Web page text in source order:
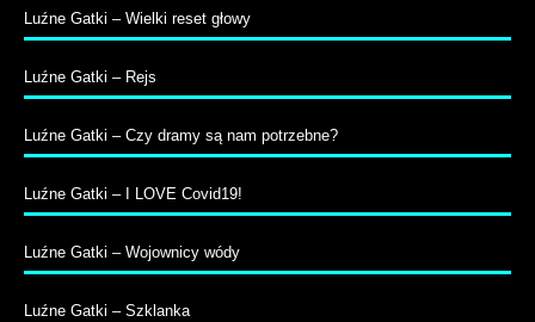
Luźne Gatki – Wielki reset głowy
Luźne Gatki – Rejs
Luźne Gatki – Czy dramy są nam potrzebne?
Luźne Gatki – I LOVE Covid19!
Luźne Gatki – Wojownicy wódy
Luźne Gatki – Szklanka